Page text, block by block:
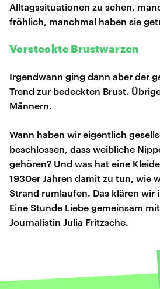
Alltagssituationen zu sehen,
fröhlich, manchmal haben sie
Versteckte Brustwarzen
Irgendwann ging dann aber der
Trend zur bedeckten Brust.
Männern.
Wann haben wir eigentlich
beschlossen, dass weibliche
gehören? Und was hat eine
1930er Jahren damit zu tun, wie
Strand rumlaufen. Das klären wir
Eine Stunde Liebe gemeinsam
Journalistin Julia Fritzsche.